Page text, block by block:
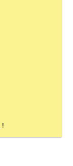
!